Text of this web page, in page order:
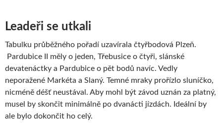
Leadeři se utkali
Tabulku průběžného pořadí uzavírala čtyřbodová Plzeň.
Pardubice II měly o jeden, Třebusice o čtyři, slánské
devatenáctky a Pardubice o pět bodů navíc. Vedly
neporažené Markéta a Slaný. Temné mraky prořízlo sluníčko,
nicméně déšť neustával. Aby mohl být závod uznán za platný,
musel by skončit minimálně po dvanácti jízdách. Ideální by
ale bylo dokončit ho celý.